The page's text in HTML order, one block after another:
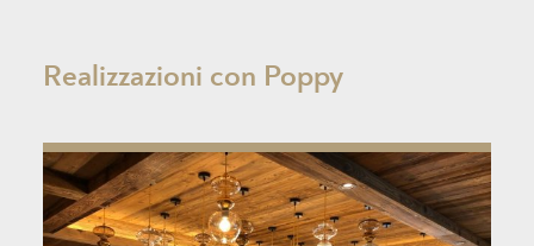
Realizzazioni con Poppy